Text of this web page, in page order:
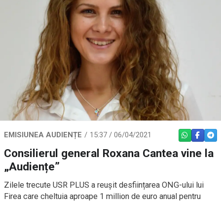
EMISIUNEA AUDIENȚE 15:37 / 06/04/2021 WHATSAPP
Consilierul general Roxana Cantea vine la
„Audiențe”
Zilele trecute USR PLUS a reușit desființarea ONG-ului lui
Firea care cheltuia aproape 1 million de euro anual pentru